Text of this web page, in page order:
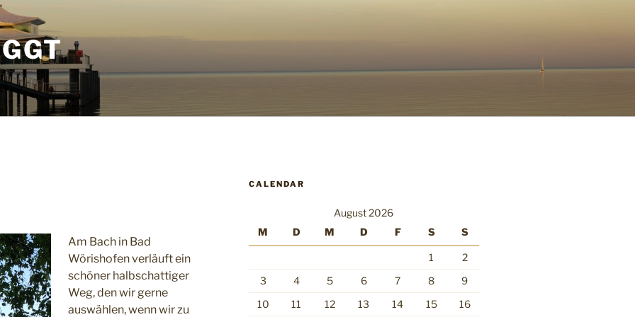
Am Bach in Bad
Wörishofen verläuft ein
schöner halbschattiger
Weg, den wir gerne
auswählen, wenn wir zu
CALENDAR
August 2026
M
D M D F S S
1
2
3
4 5 6 7 8
9
10
11 12 13 14 15
16